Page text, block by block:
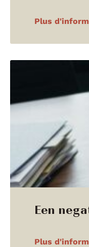
Plus
Een
Plus